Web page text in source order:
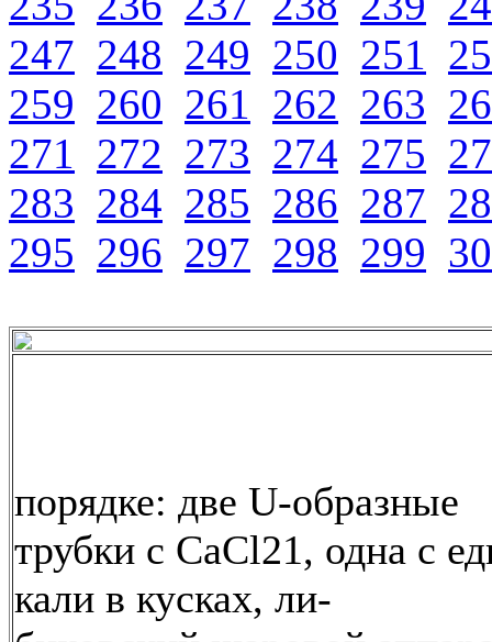
247 248 249 250 251
259 260 261 262 263
271 272 273 274 275
283 284 285 286 287
295 296 297 298 299
порядке: две U-образные
трубки с СаСl21, одна с
кали в кусках, ли-